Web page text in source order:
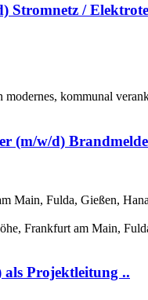
Stromnetz /
kommunal
(m/w/d)
Main, Fulda, Gießen,
Frankfurt am Main,
Projektleitung ..